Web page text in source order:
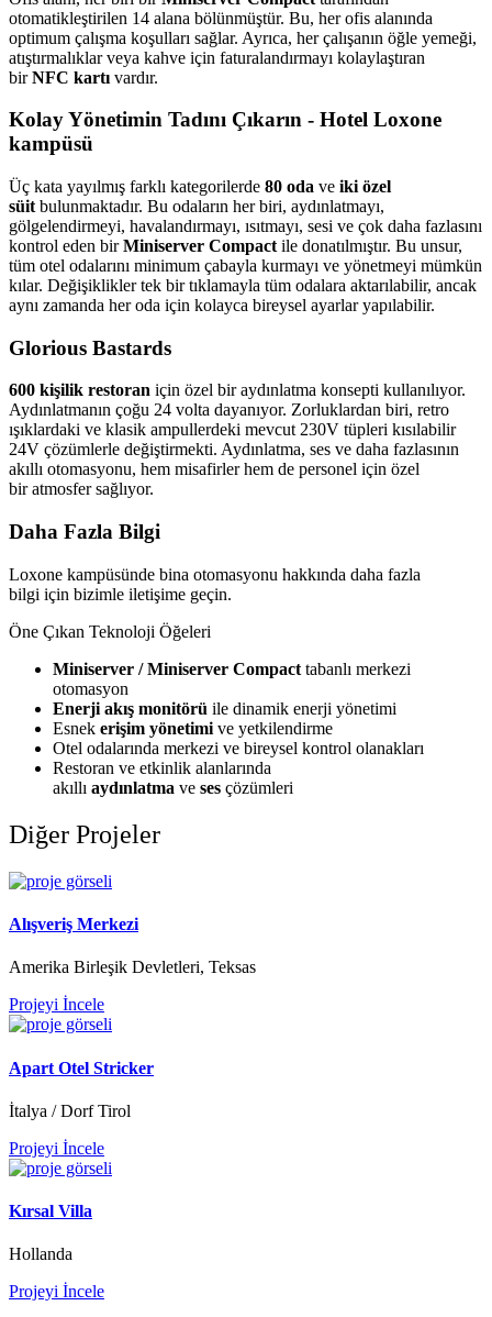
otomatikleştirilen 14 alana bölünmüştür. Bu, her ofis alanında
optimum çalışma koşulları sağlar. Ayrıca, her çalışanın öğle yemeği,
atıştırmalıklar veya kahve için faturalandırmayı kolaylaştıran
birNFC kartı vardır.
Kolay Yönetimin Tadını Çıkarın - Hotel Loxone
kampüsü
Üç kata yayılmış farklı kategorilerde 80 oda ve iki özel
süit bulunmaktadır. Bu odaların her biri, aydınlatmayı,
gölgelendirmeyi, havalandırmayı, ısıtmayı, sesi ve çok daha fazlasını
kontrol eden birMiniserver Compact ile donatılmıştır. Bu unsur,
tüm otel odalarını minimum çabayla kurmayı ve yönetmeyi mümkün
kılar. Değişiklikler tek bir tıklamayla tüm odalara aktarılabilir, ancak
aynı zamanda her oda için kolayca bireysel ayarlar yapılabilir.
Glorious Bastards
600 kişilik restoran için özel bir aydınlatma konsepti kullanılıyor.
Aydınlatmanın çoğu 24 volta dayanıyor. Zorluklardan biri, retro
ışıklardaki ve klasik ampullerdeki mevcut 230V tüpleri kısılabilir
24V çözümlerle değiştirmekti. Aydınlatma, ses ve daha fazlasının
akıllı otomasyonu, hem misafirler hem de personel için özel
bir atmosfer sağlıyor.
Daha Fazla Bilgi
Loxone kampüsünde bina otomasyonu hakkında daha fazla
bilgi için bizimle iletişime geçin.
Öne Çıkan Teknoloji Öğeleri
Miniserver / Miniserver Compact tabanlı merkezi
otomasyon
Enerji akış monitörü ile dinamik enerji yönetimi
Esnek erişim yönetimi ve yetkilendirme
Otel odalarında merkezi ve bireysel kontrol olanakları
Restoran ve etkinlik alanlarında
akıllı aydınlatma ve ses çözümleri
Diğer Projeler
Alışveriş Merkezi
Amerika Birleşik Devletleri, Teksas
Projeyi İncele
Apart Otel Stricker
İtalya / Dorf Tirol
Projeyi İncele
Kırsal Villa
Hollanda
Projeyi İncele